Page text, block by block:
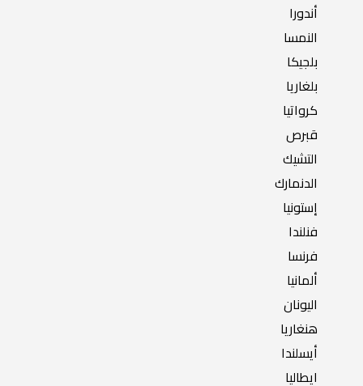
أندورا
النمسا
بلجيكا
بلغاريا
كرواتيا
قبرص
التشيك
الدنمارك
إستونيا
فنلندا
فرنسا
ألمانيا
اليونان
هنغاريا
أيسلندا
ايطاليا